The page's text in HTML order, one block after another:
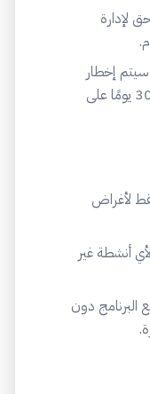
لإدارة
إخطار
المستخدم بأي تغييرات في الرسوم قبل 30 يومًا على
لأغراض
أنشطة غير
البرنامج دون